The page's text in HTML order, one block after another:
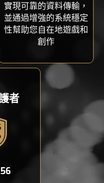
實現可靠的資料傳輸，
並通過增強的系統穩定
性幫助您自在地遊戲和
創作
者